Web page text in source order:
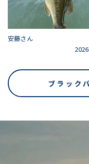
安藤さん
ブラック